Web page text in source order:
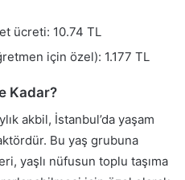
ücreti: 10.74 TL
için özel): 1.177 TL
Kadar?
akbil, İstanbul’da yaşam
Bu yaş grubuna
yaşlı nüfusun toplu taşıma